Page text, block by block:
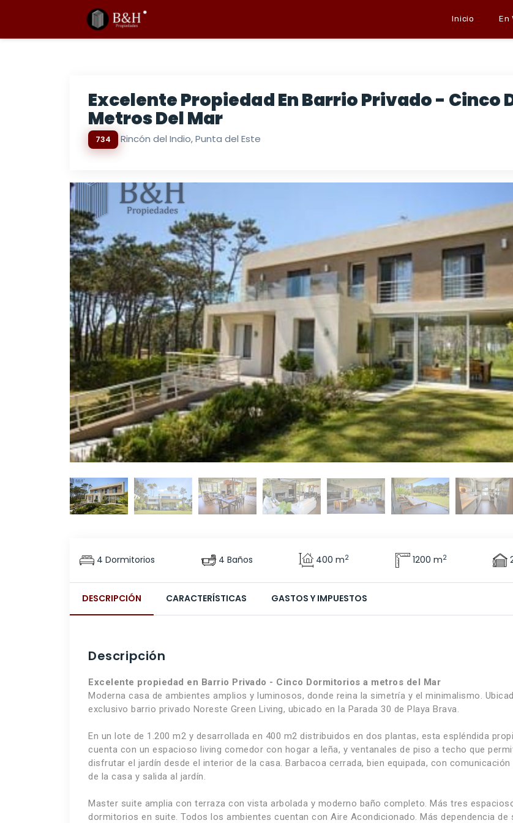
Inicio En
Excelente Propiedad En Barrio Privado - Cinco
Metros Del Mar
734 Rincón del Indio, Punta del Este
4 Dormitorios 4 Baños 400 m2 1200 m2
DESCRIPCIÓN CARACTERÍSTICAS GASTOS Y IMPUESTOS
Descripción
Excelente propiedad en Barrio Privado - Cinco Dormitorios a metros del Mar
Moderna casa de ambientes amplios y luminosos, donde reina la simetría y el minimalismo.
exclusivo barrio privado Noreste Green Living, ubicado en la Parada 30 de Playa Brava.
En un lote de 1.200 m2 y desarrollada en 400 m2 distribuidos en dos plantas, esta espléndida
cuenta con un espacioso living comedor con hogar a leña, y ventanales de piso a techo que
disfrutar el jardín desde el interior de la casa. Barbacoa cerrada, bien equipada, con
de la casa y salida al jardín.
Master suite amplia con terraza con vista arbolada y moderno baño completo. Más tres
dormitorios en suite. Todos los ambientes cuentan con Aire Acondicionado. Más dependencia de